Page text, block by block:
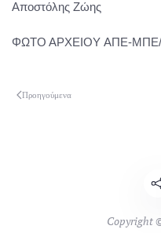
Αποστόλης Ζώης
ΦΩΤΟ ΑΡΧΕΙΟΥ ΑΠΕ-
Προηγούμενα
Copyright